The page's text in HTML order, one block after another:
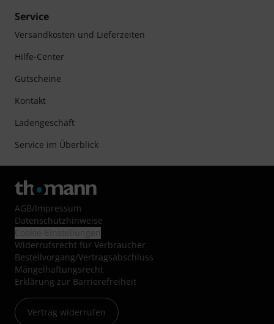
Service
Versandkosten und Lieferzeiten
Hilfe-Center
Gutscheine
Kontakt
Ladengeschäft
Service im Überblick
AGB/Impressum
Datenschutzhinweise
Widerrufsrecht für Verbraucher
Bestellvorgang/Vertragsabschluss
Mängelhaftungsrecht
Erklärung zur Barrierefreiheit
Vertrag widerrufen